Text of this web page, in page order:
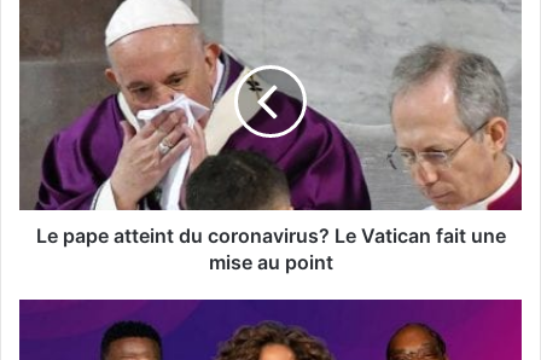
Le pape atteint du coronavirus? Le Vatican fait une
mise au point